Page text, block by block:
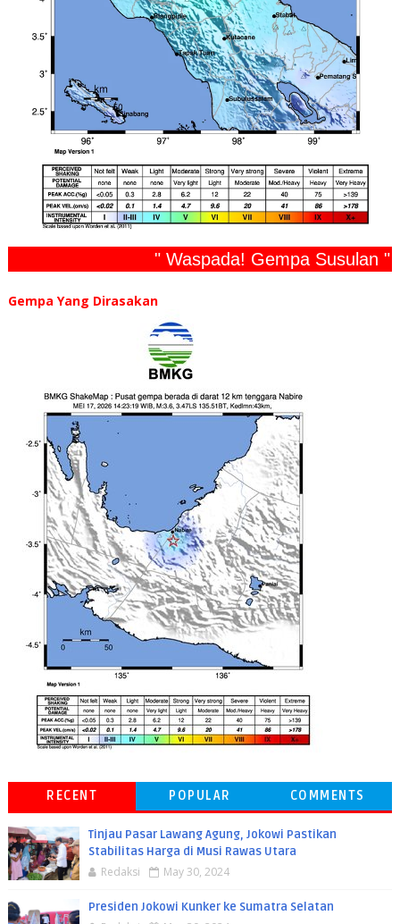
" Waspada! Gempa Susulan "
Gempa Yang Dirasakan
RECENT POPULAR COMMENTS
Tinjau Pasar Lawang Agung, Jokowi Pastikan
Stabilitas Harga di Musi Rawas Utara
Redaksi May 30, 2024
Presiden Jokowi Kunker ke Sumatra Selatan